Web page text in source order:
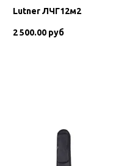
Lutner ЛЧГ12м2
2 500.00 руб